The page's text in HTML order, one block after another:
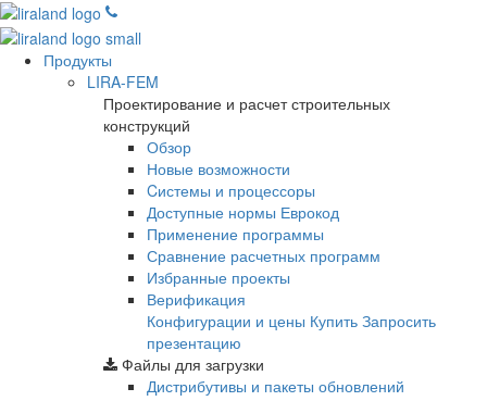
Продукты
LIRA-FEM
Проектирование и расчет строительных
конструкций
Обзор
Новые возможности
Cистемы и процессоры
Доступные нормы Еврокод
Применение программы
Сравнение расчетных программ
Избранные проекты
Верификация
Конфигурации и цены Купить Запросить
презентацию
Файлы для загрузки
Дистрибутивы и пакеты обновлений